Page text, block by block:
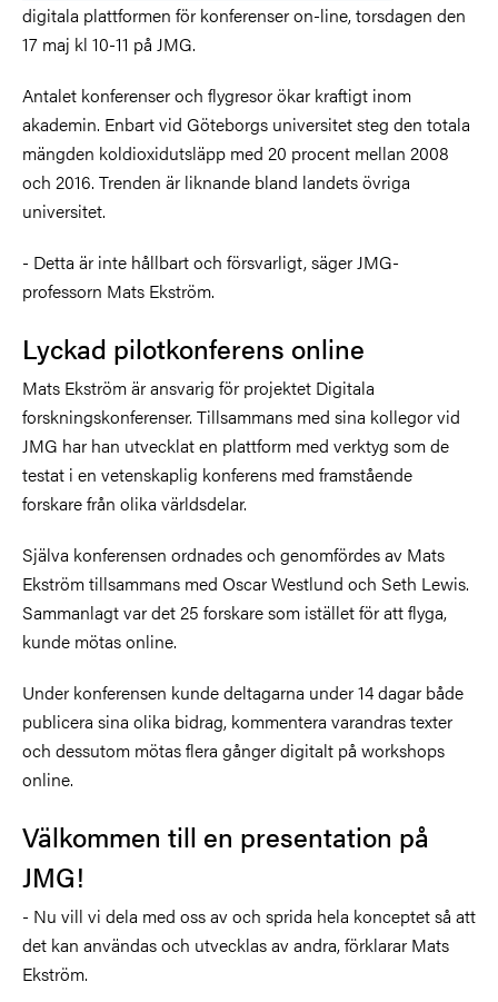
digitala plattformen för konferenser on-line, torsdagen den
17 maj kl 10-11 på JMG.
Antalet konferenser och flygresor ökar kraftigt inom
akademin. Enbart vid Göteborgs universitet steg den totala
mängden koldioxidutsläpp med 20 procent mellan 2008
och 2016. Trenden är liknande bland landets övriga
universitet.
- Detta är inte hållbart och försvarligt, säger JMG-
professorn Mats Ekström.
Lyckad pilotkonferens online
Mats Ekström är ansvarig för projektet Digitala
forskningskonferenser. Tillsammans med sina kollegor vid
JMG har han utvecklat en plattform med verktyg som de
testat i en vetenskaplig konferens med framstående
forskare från olika världsdelar.
Själva konferensen ordnades och genomfördes av Mats
Ekström tillsammans med Oscar Westlund och Seth Lewis.
Sammanlagt var det 25 forskare som istället för att flyga,
kunde mötas online.
Under konferensen kunde deltagarna under 14 dagar både
publicera sina olika bidrag, kommentera varandras texter
och dessutom mötas flera gånger digitalt på workshops
online.
Välkommen till en presentation på
JMG!
- Nu vill vi dela med oss av och sprida hela konceptet så att
det kan användas och utvecklas av andra, förklarar Mats
Ekström.